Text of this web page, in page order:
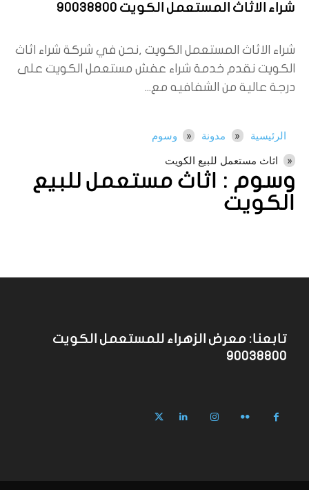
وسوم : اثاث مستعمل للبيع
الكويت
الرئيسية مدونة
وسوم
اثاث مستعمل للبيع الكويت
شراء الاثاث المستعمل الكويت 90038800
شراء الاثاث المستعمل الكويت ,نحن في شركة شراء اثاث
الكويت نقدم خدمة شراء عفش مستعمل الكويت على
درجة عالية من الشفافيه مع...
تابعنا: معرض الزهراء للمستعمل الكويت
90038800